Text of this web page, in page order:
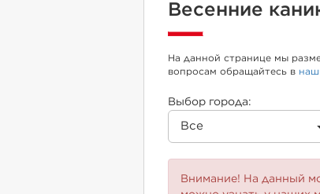
Весенние
На данной странице мы
вопросам обращайтесь в
Выбор города:
Все
Внимание! На данный